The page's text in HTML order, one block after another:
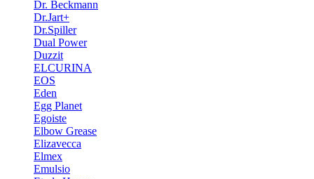
Dr. Beckmann
Dr.Jart+
Dr.Spiller
Dual Power
Duzzit
ELCURINA
EOS
Eden
Egg Planet
Egoiste
Elbow Grease
Elizavecca
Elmex
Emulsio